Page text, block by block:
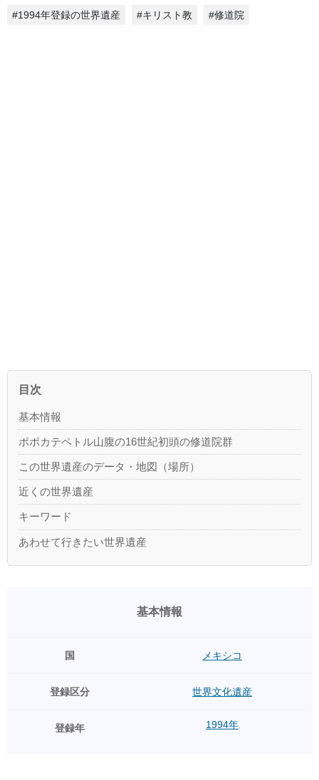
#1994年登録の世界遺産 #キリスト教 #修道院
目次
基本情報
ポポカテペトル山腹の16世紀初頭の修道院群
この世界遺産のデータ・地図（場所）
近くの世界遺産
キーワード
あわせて行きたい世界遺産
基本情報
国 メキシコ
登録区分 世界文化遺産
登録年 1994年